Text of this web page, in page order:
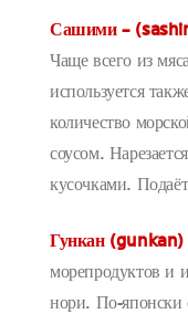
Сашими –
Чаще всего из
используется
количество
соусом.
кусочками.
Гункан (gunkan)
морепродуктов и
нори. По-японски